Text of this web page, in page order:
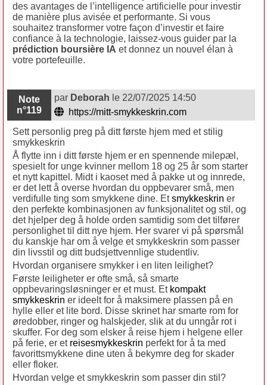
des avantages de l’intelligence artificielle pour investir
de manière plus avisée et performante. Si vous
souhaitez transformer votre façon d’investir et faire
confiance à la technologie, laissez‑vous guider par la
prédiction boursière IA et donnez un nouvel élan à
votre portefeuille.
Note
n°119
par Deborah le 22/07/2025 14:50
https://mitt-smykkeskrin.com
Sett personlig preg på ditt første hjem med et stilig
smykkeskrin
Å flytte inn i ditt første hjem er en spennende milepæl,
spesielt for unge kvinner mellom 18 og 25 år som starter
et nytt kapittel. Midt i kaoset med å pakke ut og innrede,
er det lett å overse hvordan du oppbevarer små, men
verdifulle ting som smykkene dine. Etsmykkeskrin er
den perfekte kombinasjonen av funksjonalitet og stil, og
det hjelper deg å holde orden samtidig som det tilfører
personlighet til ditt nye hjem. Her svarer vi på spørsmål
du kanskje har om å velge et smykkeskrin som passer
din livsstil og ditt budsjettvennlige studentliv.
Hvordan organisere smykker i en liten leilighet?
Første leiligheter er ofte små, så smarte
oppbevaringsløsninger er et must. Et kompakt
smykkeskrin er ideelt for å maksimere plassen på en
hylle eller et lite bord. Disse skrinet har smarte rom for
øredobber, ringer og halskjeder, slik at du unngår rot i
skuffer. For deg som elsker å reise hjem i helgene eller
på ferie, er et reisesmykkeskrin perfekt for å ta med
favorittsmykkene dine uten å bekymre deg for skader
eller floker.
Hvordan velge et smykkeskrin som passer din stil?